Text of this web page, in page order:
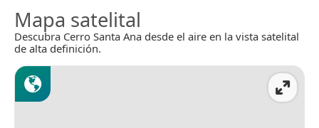
Mapa satelital
Descubra Cerro Santa Ana desde el aire en la vista satelital
de alta definición.